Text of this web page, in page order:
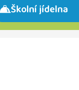
Školní jídelna